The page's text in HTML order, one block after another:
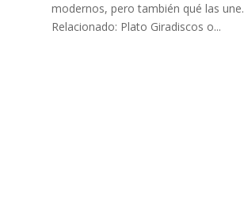
modernos, pero también qué las une.
Relacionado: Plato Giradiscos o...